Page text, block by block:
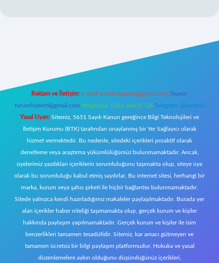
Reklam ve İletişim: E-mail: backlinkpaneli@gmail.com Teams:
forumhizmeti@gmail.com Whatsapp: 0262 606 0 726 Telegram: @karabul
Yasal Uyarı: Sitemiz, 5651 Sayılı Kanun gereğince Bilgi Teknolojileri ve
İletişim Kurumu (BTK) tarafından onaylanmış bir Yer Sağlayıcı olarak
hizmet vermektedir. Bu nedenle, sitedeki içerikleri proaktif olarak
denetleme veya araştırma yükümlülüğümüz bulunmamaktadır. Ancak,
üyelerimiz yazdıkları içeriklerin sorumluluğunu taşımakta olup, siteye üye
olarak bu sorumluluğu kabul etmiş sayılırlar. Bu internet sitesi, herhangi bir
marka, kurum veya şahıs şirketi ile hiçbir bağlantısı bulunmamaktadır.
Sitede yalnızca kendi hazırladığımız makaleler paylaşılmaktadır. Burada yer
alan içerikler haber niteliği taşımamakta olup, gerçek kurum ve kişiler
hakkında paylaşım yapılmamaktadır. Gerçek kurum ve kişiler ile isim
benzerlikleri tamamen tesadüfidir. Sitemiz, kar amacı gütmeyen ve
tamamen ücretsiz bir bilgi paylaşım platformudur. Hukuka ve yasal
düzenlemelere aykırı olduğunu düşündüğünüz içerikleri,